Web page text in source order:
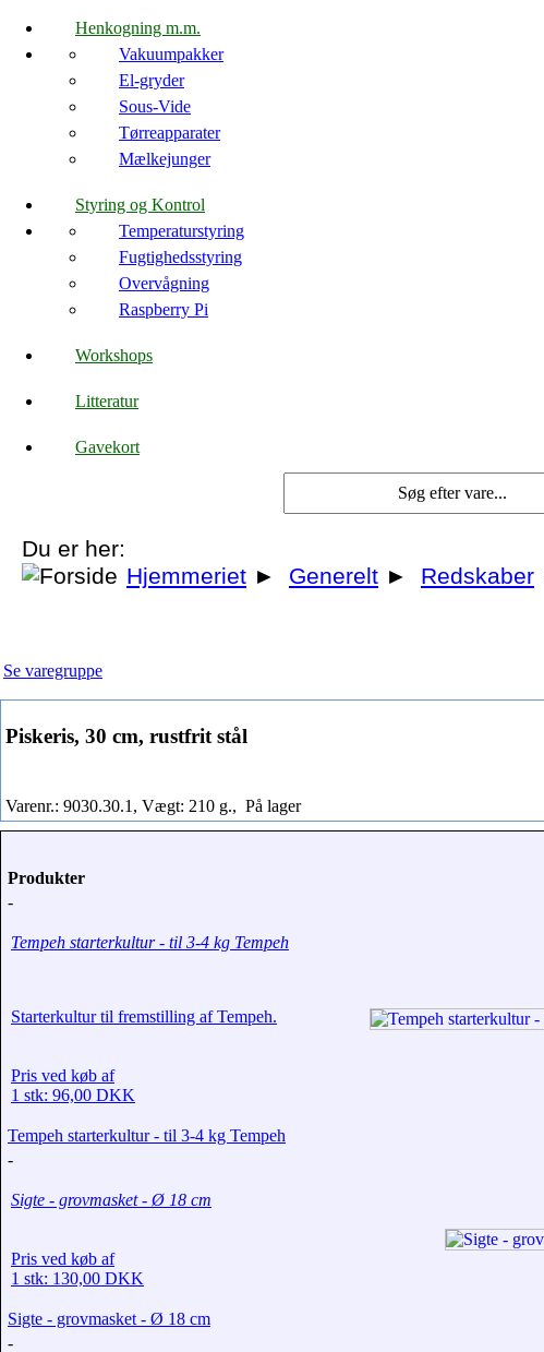
Henkogning m.m.
Vakuumpakker
El-gryder
Sous-Vide
Tørreapparater
Mælkejunger
Styring og Kontrol
Temperaturstyring
Fugtighedsstyring
Overvågning
Raspberry Pi
Workshops
Litteratur
Gavekort
Du er her:
Hjemmeriet ► Generelt ► Redskaber
Se varegruppe
Piskeris, 30 cm, rustfrit stål
Varenr.: 9030.30.1, Vægt: 210 g., På lager
Produkter
-
Tempeh starterkultur - til 3-4 kg Tempeh
Starterkultur til fremstilling af Tempeh.
Pris ved køb af
1 stk: 96,00 DKK
Tempeh starterkultur - til 3-4 kg Tempeh
-
Sigte - grovmasket - Ø 18 cm
Pris ved køb af
1 stk: 130,00 DKK
Sigte - grovmasket - Ø 18 cm
-